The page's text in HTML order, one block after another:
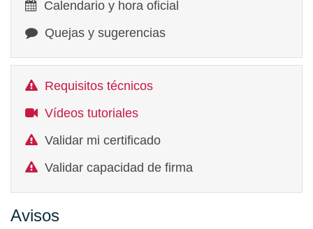
Calendario y hora oficial
Quejas y sugerencias
Requisitos técnicos
Vídeos tutoriales
Validar mi certificado
Validar capacidad de firma
Avisos